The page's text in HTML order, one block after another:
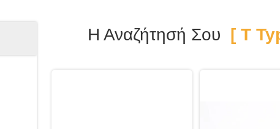
Η Αναζήτησή Σου [ T